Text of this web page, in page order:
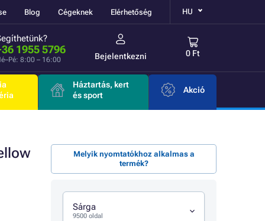
Blog Cégeknek Elérhetőség HU
1955 5796
8:00 – 16:00 Bejelentkezni 0 Ft
Háztartás, kert
és sport
Akció
Melyik nyomtatókhoz alkalmas a
termék?
Sárga
9500 oldal